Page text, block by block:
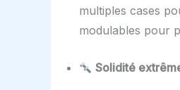
multiples cases
modulables pour
Solidité